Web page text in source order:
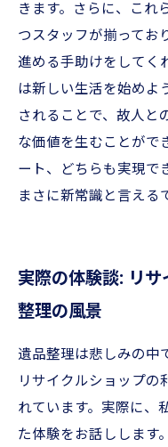
きます。さらに、これ
つスタッフが揃ってお
進める手助けをしてく
は新しい生活を始めよ
されることで、故人と
な価値を生むことがで
ート、どちらも実現で
まさに新常識と言える
実際の体験談: リ
整理の風景
遺品整理は悲しみの中
リサイクルショップの
れています。実際に、
た体験をお話しします